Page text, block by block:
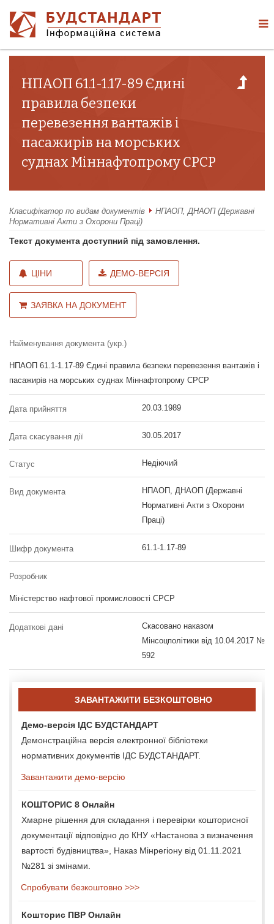
НПАОП 61.1-1.17-89 Єдині
правила безпеки
перевезення вантажів і
пасажирів на морських
суднах Міннафтопрому СРСР
Класифікатор по видам документів
НПАОП, ДНАОП (Державні
Нормативні Акти з Охорони Праці)
Текст документа доступний під замовлення.
ЦІНИ ДЕМО-ВЕРСІЯ
ЗАЯВКА НА ДОКУМЕНТ
Найменування документа (укр.)
НПАОП 61.1-1.17-89 Єдині правила безпеки перевезення вантажів і
пасажирів на морських суднах Міннафтопрому СРСР
Дата прийняття 20.03.1989
Дата скасування дії 30.05.2017
Статус Недіючий
Вид документа
НПАОП, ДНАОП (Державні
Нормативні Акти з Охорони
Праці)
Шифр документа 61.1-1.17-89
Розробник
Міністерство нафтової промисловості СРСР
Додаткові дані
Скасовано наказом
Мінсоцполітики від 10.04.2017 №
592
ЗАВАНТАЖИТИ БЕЗКОШТОВНО
Демо-версія ІДС БУДСТАНДАРТ
Демонстраційна версія електронної бібліотеки
нормативних документів ІДС БУДСТАНДАРТ.
Завантажити демо-версію
КОШТОРИС 8 Онлайн
Хмарне рішення для складання і перевірки кошторисної
документації відповідно до КНУ «Настанова з визначення
вартості будівництва», Наказ Мінрегіону від 01.11.2021
№281 зі змінами.
Спробувати безкоштовно >>>
Кошторис ПВР Онлайн